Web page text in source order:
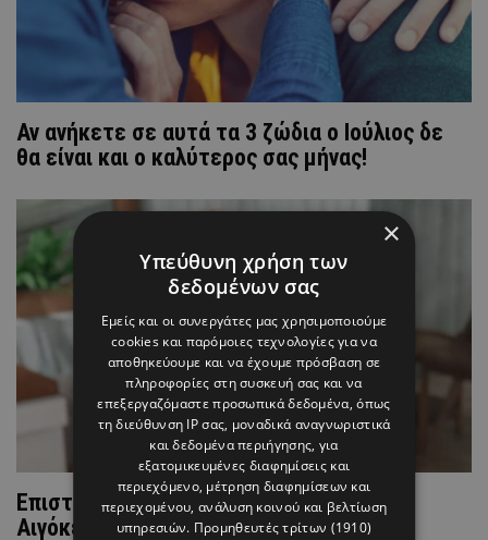
Αν ανήκετε σε αυτά τα 3 ζώδια ο Ιούλιος δε
θα είναι και ο καλύτερος σας μήνας!
Επιστρέφει ο Κρόνος στο ζώδιο του
Αιγόκερου: Πώς επηρέαζει τα ζώδια
×
Υπεύθυνη χρήση των
δεδομένων σας
Εμείς και οι συνεργάτες μας χρησιμοποιούμε
cookies και παρόμοιες τεχνολογίες για να
αποθηκεύουμε και να έχουμε πρόσβαση σε
πληροφορίες στη συσκευή σας και να
επεξεργαζόμαστε προσωπικά δεδομένα, όπως
τη διεύθυνση IP σας, μοναδικά αναγνωριστικά
και δεδομένα περιήγησης, για
εξατομικευμένες διαφημίσεις και
περιεχόμενο, μέτρηση διαφημίσεων και
περιεχομένου, ανάλυση κοινού και βελτίωση
υπηρεσιών. Προμηθευτές τρίτων (1910)